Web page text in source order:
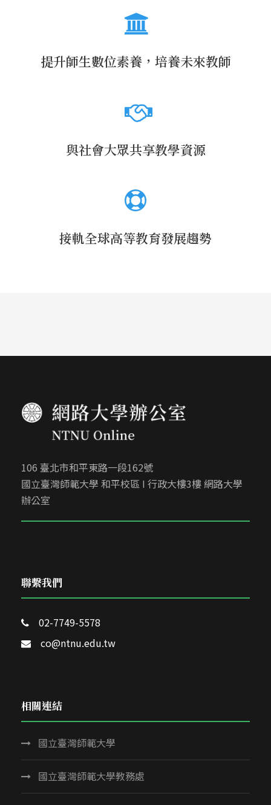
提升師生數位素養，培養未來教師
與社會大眾共享教學資源
接軌全球高等教育發展趨勢
106 臺北市和平東路一段162號
國立臺灣師範大學 和平校區 I 行政大樓3樓 網路大學
辦公室
聯繫我們
02-7749-5578
co@ntnu.edu.tw
相關連結
國立臺灣師範大學
國立臺灣師範大學教務處